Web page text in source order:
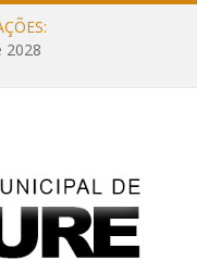
2028